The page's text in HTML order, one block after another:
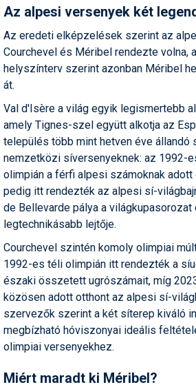
Humor
Hütte
Ingatlan
Játékok
Korcsolya
Könyvajánló
Munkavállalás
Pályázatok
Portálinfo
Rajzok
Az alpesi versenyek két
Az eredeti elképzelések szerint az
Courchevel és Méribel rendezte volna,
helyszínterv szerint azonban Méribel
át.
Val d'Isère a világ egyik legismertebb
amely Tignes-szel együtt alkotja az
település több mint hetven éve állandó
nemzetközi síversenyeknek: az 1992-
olimpián a férfi alpesi számoknak adott
pedig itt rendezték az alpesi sí-
de Bellevarde pálya a
legtechnikásabb lejtője.
Courchevel szintén komoly olimpiai
1992-es téli olimpián itt rendezték a
északi összetett ugrószámait, míg
közösen adott otthont az alpesi sí-
szervezők szerint a két síterep kiváló
megbízható hóviszonyai ideális
olimpiai versenyekhez.
Miért maradt ki Méribel?